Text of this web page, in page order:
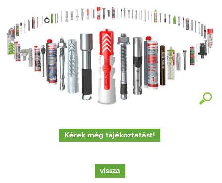
Kérek még tájékoztatást!
vissza